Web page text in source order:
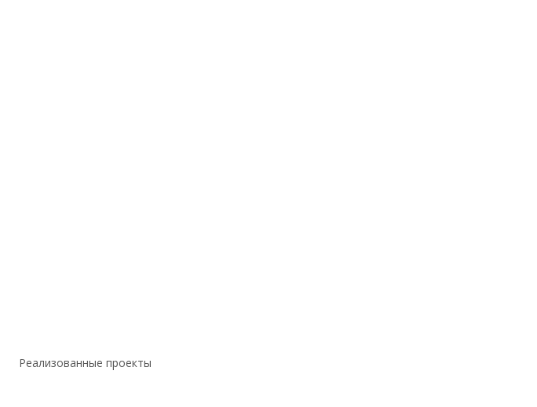
Реализованные проекты